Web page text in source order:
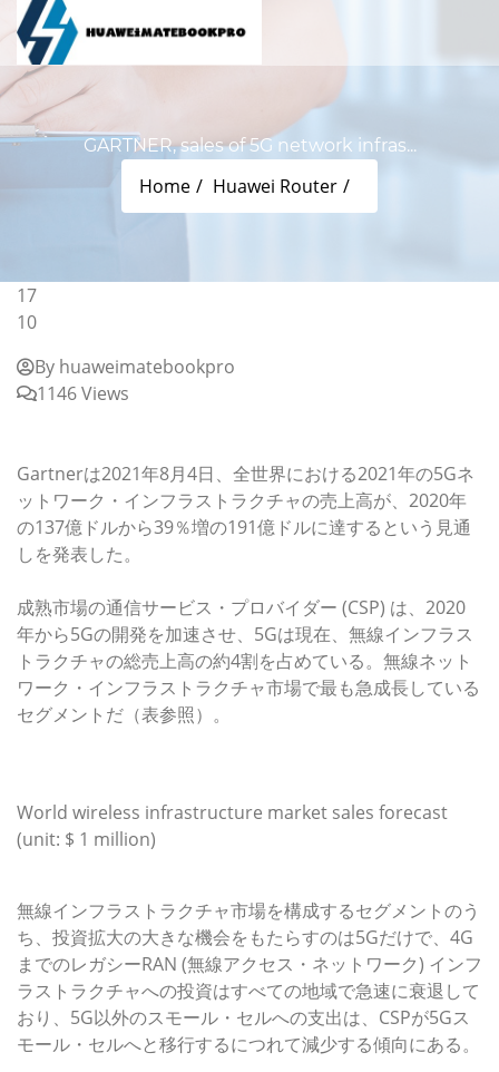
GARTNER, sales of 5G network infras...
Home Huawei Router
17
10
By huaweimatebookpro
1146 Views
Gartnerは2021年8月4日、全世界における2021年の5Gネ
ットワーク・インフラストラクチャの売上高が、2020年
の137億ドルから39％増の191億ドルに達するという見通
しを発表した。
成熟市場の通信サービス・プロバイダー (CSP) は、2020
年から5Gの開発を加速させ、5Gは現在、無線インフラス
トラクチャの総売上高の約4割を占めている。無線ネット
ワーク・インフラストラクチャ市場で最も急成長している
セグメントだ（表参照）。
World wireless infrastructure market sales forecast
(unit: $ 1 million)
無線インフラストラクチャ市場を構成するセグメントのう
ち、投資拡大の大きな機会をもたらすのは5Gだけで、4G
までのレガシーRAN (無線アクセス・ネットワーク) インフ
ラストラクチャへの投資はすべての地域で急速に衰退して
おり、5G以外のスモール・セルへの支出は、CSPが5Gス
モール・セルへと移行するにつれて減少する傾向にある。